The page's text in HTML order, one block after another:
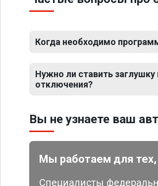
Когда необходимо
Нужно ли ставить заглушку
отключения?
Вы не узнаете ваш
Мы работаем для тех,
Специалисты